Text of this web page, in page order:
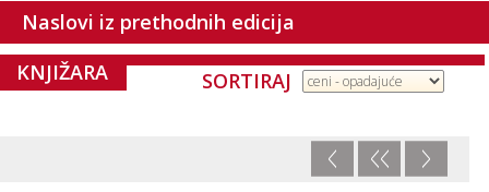
Naslovi iz prethodnih edicija
SORTIRAJ
KNJIŽARA
< << >